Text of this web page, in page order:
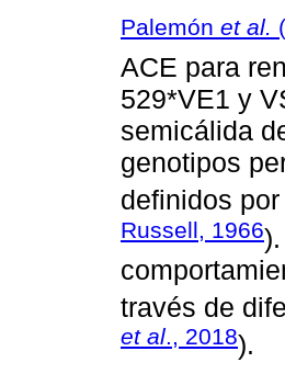
Palemón et al.
ACE para
529*VE1 y
semicálida
genotipos
definidos
Russell, 1966
través de
et al., 2018).